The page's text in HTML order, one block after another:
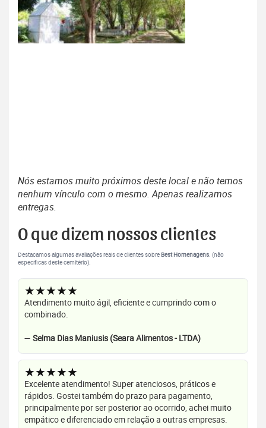
Nós estamos muito próximos deste local e não temos
nenhum vínculo com o mesmo. Apenas realizamos
entregas.
O que dizem nossos clientes
Destacamos algumas avaliações reais de clientes sobreBest Homenagens. (não
específicas deste cemitério).
★★★★★
Atendimento muito ágil, eficiente e cumprindo com o
combinado.
— Selma Dias Maniusis (Seara Alimentos - LTDA)
★★★★★
Excelente atendimento! Super atenciosos, práticos e
rápidos. Gostei também do prazo para pagamento,
principalmente por ser posterior ao ocorrido, achei muito
empático e diferenciado em relação a outras empresas.